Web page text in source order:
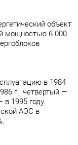
объект
мощностью 6 000
в 1984
г., четвертый —
в 1995 году.
АЭС в